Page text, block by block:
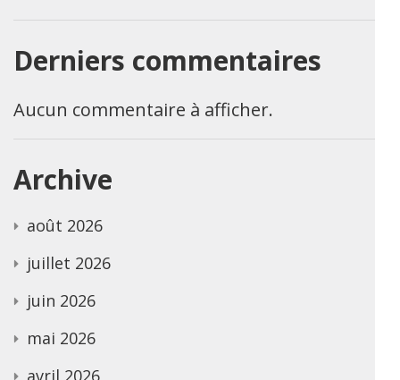
Derniers commentaires
Aucun commentaire à afficher.
Archive
août 2026
juillet 2026
juin 2026
mai 2026
avril 2026